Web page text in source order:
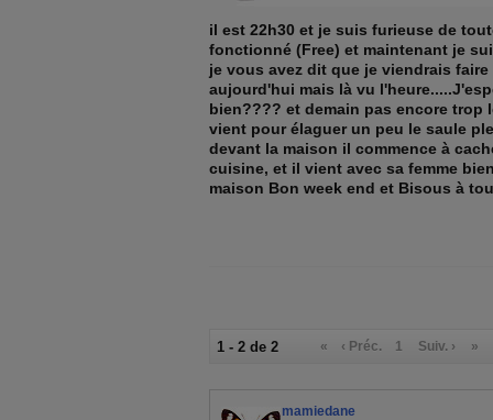
il est 22h30 et je suis furieuse de
fonctionné (Free) et maintenant je
je vous avez dit que je viendrais
aujourd'hui mais là vu
bien???? et demain pas encore trop
vient pour élaguer un peu le saule
devant la maison il commence à
cuisine, et il vient avec sa femme
maison Bon week end et Bisous à
1 - 2 de 2 « ‹ Préc. 1 Suiv. › »
mamiedane